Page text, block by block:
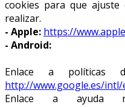
cookies para que
realizar.
- Apple: https://
- Android:
Enlace a políticas
http://www.google.es/
Enlace a ayuda